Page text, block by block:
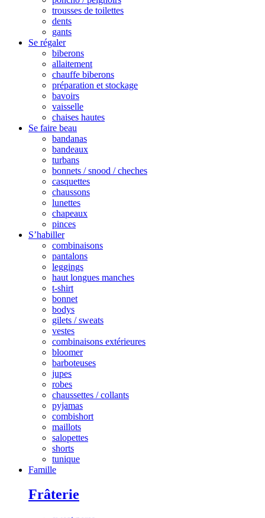
trousses de toilettes
dents
gants
Se régaler
biberons
allaitement
chauffe biberons
préparation et stockage
bavoirs
vaisselle
chaises hautes
Se faire beau
bandanas
bandeaux
turbans
bonnets / snood / cheches
casquettes
chaussons
lunettes
chapeaux
pinces
S’habiller
combinaisons
pantalons
leggings
haut longues manches
t-shirt
bonnet
bodys
gilets / sweats
vestes
combinaisons extérieures
bloomer
barboteuses
jupes
robes
chaussettes / collants
pyjamas
combishort
maillots
salopettes
shorts
tunique
Famille
Frâterie